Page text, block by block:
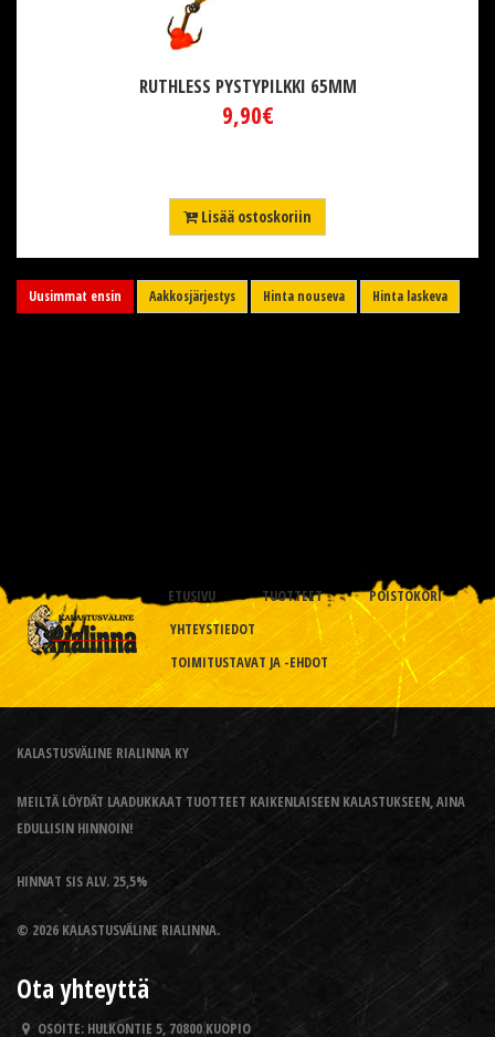
RUTHLESS PYSTYPILKKI 65MM
9,90€
Lisää ostoskoriin
Uusimmat ensin Aakkosjärjestys Hinta nouseva Hinta laskeva
ETUSIVU TUOTTEET
POISTOKORI
YHTEYSTIEDOT
TOIMITUSTAVAT JA -EHDOT
KALASTUSVÄLINE RIALINNA KY
MEILTÄ LÖYDÄT LAADUKKAAT TUOTTEET KAIKENLAISEEN KALASTUKSEEN, AINA
EDULLISIN HINNOIN!
HINNAT SIS ALV. 25,5%
© 2026 KALASTUSVÄLINE RIALINNA.
Ota yhteyttä
OSOITE: HULKONTIE 5, 70800 KUOPIO